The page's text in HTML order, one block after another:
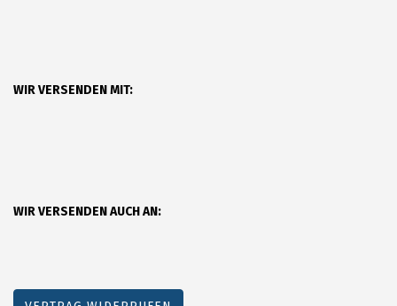
WIR VERSENDEN MIT:
WIR VERSENDEN AUCH AN: